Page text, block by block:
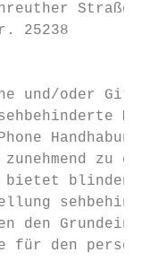
Straße
25238
und/oder
Handhabung
zu
blinden
den
für den